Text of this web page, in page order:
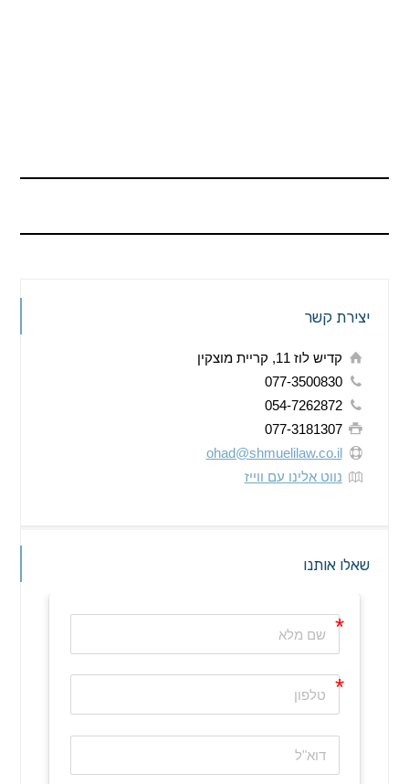
יצירת קשר
קדיש לוז 11, קריית מוצקין
077-3500830
054-7262872
077-3181307
ohad@shmuelilaw.co.il
נווט אלינו עם ווייז
שאלו אותנו